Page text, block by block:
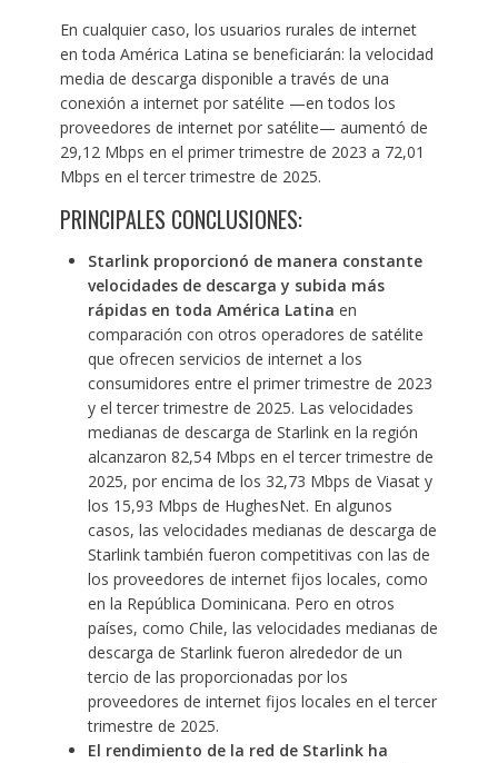
En cualquier caso, los usuarios rurales de internet
en toda América Latina se beneficiarán: la velocidad
media de descarga disponible a través de una
conexión a internet por satélite —en todos los
proveedores de internet por satélite— aumentó de
29,12 Mbps en el primer trimestre de 2023 a 72,01
Mbps en el tercer trimestre de 2025.
PRINCIPALES CONCLUSIONES:
Starlink proporcionó de manera constante
velocidades de descarga y subida más
rápidas en toda América Latina en
comparación con otros operadores de satélite
que ofrecen servicios de internet a los
consumidores entre el primer trimestre de 2023
y el tercer trimestre de 2025. Las velocidades
medianas de descarga de Starlink en la región
alcanzaron 82,54 Mbps en el tercer trimestre de
2025, por encima de los 32,73 Mbps de Viasat y
los 15,93 Mbps de HughesNet. En algunos
casos, las velocidades medianas de descarga de
Starlink también fueron competitivas con las de
los proveedores de internet fijos locales, como
en la República Dominicana. Pero en otros
países, como Chile, las velocidades medianas de
descarga de Starlink fueron alrededor de un
tercio de las proporcionadas por los
proveedores de internet fijos locales en el tercer
trimestre de 2025.
El rendimiento de la red de Starlink ha